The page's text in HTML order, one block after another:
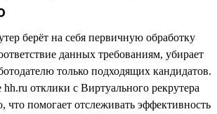
берёт на себя первичную обработку
данных требованиям, убирает
только подходящих кандидатов.
отклики с Виртуального рекрутера
что помогает отслеживать эффективность